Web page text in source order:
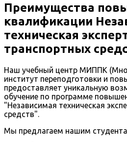
Преимущества
квалификации
техническая
транспортных
Наш учебный центр МИППК
институт переподготовки и
предоставляет уникальную
обучение по программе
"Независимая техническая
средств".
Мы предлагаем нашим